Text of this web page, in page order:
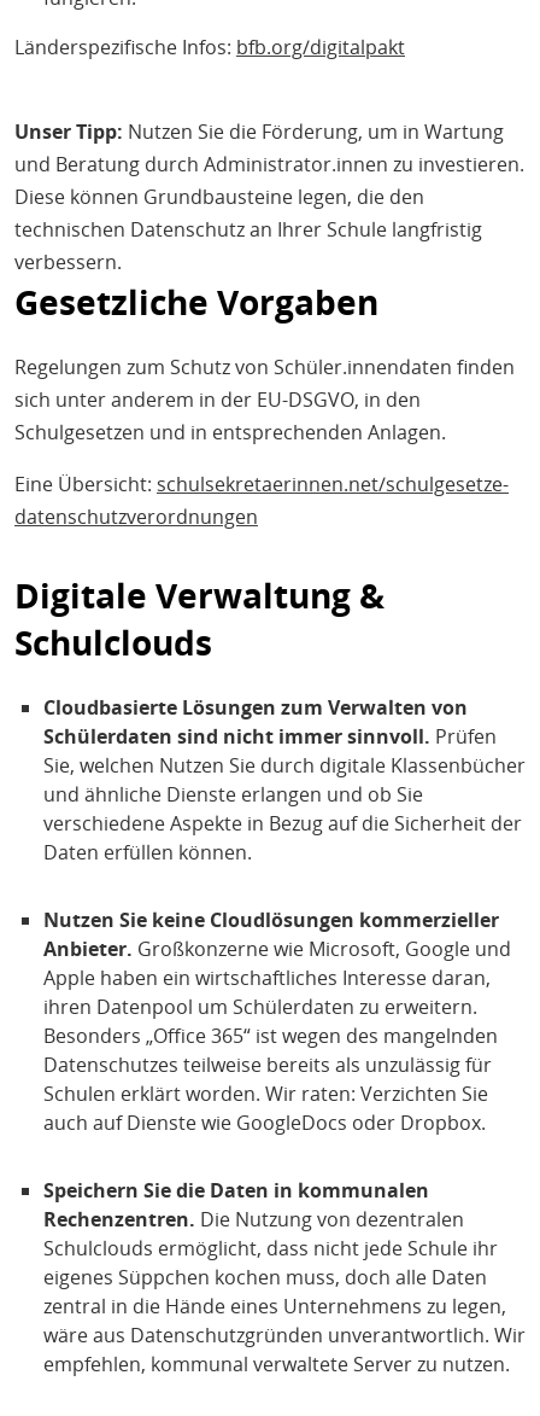
Länderspezifische Infos: bfb.org/digitalpakt
Unser Tipp: Nutzen Sie die Förderung, um in Wartung
und Beratung durch Administrator.innen zu investieren.
Diese können Grundbausteine legen, die den
technischen Datenschutz an Ihrer Schule langfristig
verbessern.
Gesetzliche Vorgaben
Regelungen zum Schutz von Schüler.innendaten finden
sich unter anderem in der EU-DSGVO, in den
Schulgesetzen und in entsprechenden Anlagen.
Eine Übersicht: schulsekretaerinnen.net/schulgesetze-
datenschutzverordnungen
Digitale Verwaltung &
Schulclouds
Cloudbasierte Lösungen zum Verwalten von
Schülerdaten sind nicht immer sinnvoll. Prüfen
Sie, welchen Nutzen Sie durch digitale Klassenbücher
und ähnliche Dienste erlangen und ob Sie
verschiedene Aspekte in Bezug auf die Sicherheit der
Daten erfüllen können.
Nutzen Sie keine Cloudlösungen kommerzieller
Anbieter. Großkonzerne wie Microsoft, Google und
Apple haben ein wirtschaftliches Interesse daran,
ihren Datenpool um Schülerdaten zu erweitern.
Besonders „Office 365“ ist wegen des mangelnden
Datenschutzes teilweise bereits als unzulässig für
Schulen erklärt worden. Wir raten: Verzichten Sie
auch auf Dienste wie GoogleDocs oder Dropbox.
Speichern Sie die Daten in kommunalen
Rechenzentren. Die Nutzung von dezentralen
Schulclouds ermöglicht, dass nicht jede Schule ihr
eigenes Süppchen kochen muss, doch alle Daten
zentral in die Hände eines Unternehmens zu legen,
wäre aus Datenschutzgründen unverantwortlich. Wir
empfehlen, kommunal verwaltete Server zu nutzen.